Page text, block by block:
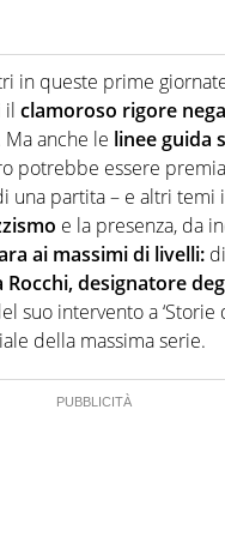
modo di traslare il
lui ne farebbe
né gli umori social
in queste prime
il clamoroso rigore
Ma anche le linee guida
potrebbe essere
una partita – e altri temi
e la presenza, da
ai massimi di livelli:
Rocchi, designatore
suo intervento a ‘Storie
della massima serie.